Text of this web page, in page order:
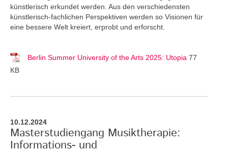
künstlerisch erkundet werden. Aus den verschiedensten
künstlerisch-fachlichen Perspektiven werden so Visionen für
eine bessere Welt kreiert, erprobt und erforscht.
Berlin Summer University of the Arts 2025: Utopia 77
KB
10.12.2024
Masterstudiengang Musiktherapie:
Informations- und